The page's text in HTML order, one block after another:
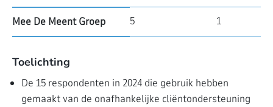
Mee De Meent Groep 5 1
Toelichting
De 15 respondenten in 2024 die gebruik hebben
gemaakt van de onafhankelijke cliëntondersteuning